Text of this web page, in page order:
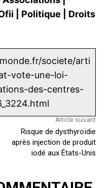
Politique
Droits
societe/arti
vote-une-loi-
des-centres-
Article suivant
Risque de dysthyroïdie
après injection de produit
iodé aux États-Unis